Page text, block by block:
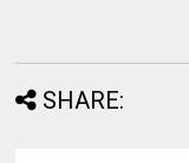
SHARE: